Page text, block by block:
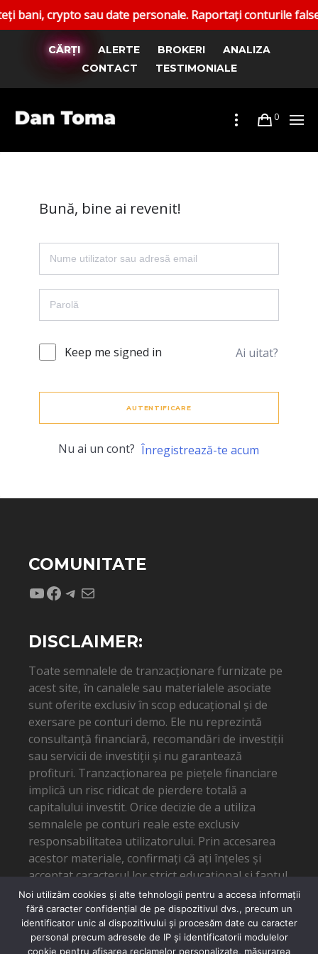
crypto sau date personale. Raportați conturile
CĂRȚI ALERTE BROKERI
ANALIZA
CONTACT
TESTIMONIALE
0
Bună, bine ai revenit!
Keep me signed in Ai uitat?
AUTENTIFICARE
Nu ai un cont? Înregistrează-te acum
COMUNITATE
YouTube
Facebook
Telegram
Mail
DISCLAIMER:
Toate semnalele de tranzacționare furnizate pe
acest site, în canalele sau materialele asociate
sunt oferite exclusiv în scop educațional și de
exersare pe conturi demo. Ele nu reprezintă
consultanță financiară, recomandări de investiții
sau servicii de investiții și nu garantează
profituri. Tranzacționarea pe piețele financiare
implică un risc ridicat de pierdere totală a
capitalului investit. Orice decizie de a utiliza
semnalele pe conturi reale este exclusiv
responsabilitatea utilizatorului. Prin accesarea
acestor materiale, confirmați că ați înțeles și
acceptat caracterul lor strict educațional și faptul
că autorul nu poate fi tras la răspundere pentru
eventuale pierderi financiare.
Noi utilizăm cookies și alte tehnologii pentru a accesa informații
fără caracter confidențial de pe dispozitivul dvs., precum un
identificator unic al dispozitivului și procesăm date cu caracter
personal precum adresele de IP și identificatorii modulelor
cookie pentru afișarea reclamelor personalizate, măsurarea